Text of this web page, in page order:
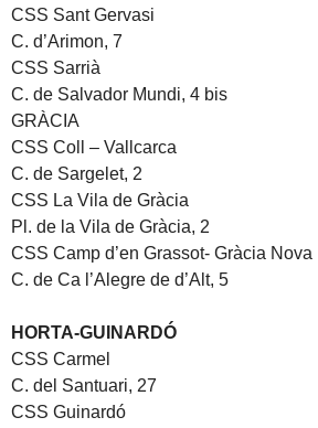
CSS Sant Gervasi
C. d’Arimon, 7
CSS Sarrià
C. de Salvador Mundi, 4 bis
GRÀCIA
CSS Coll – Vallcarca
C. de Sargelet, 2
CSS La Vila de Gràcia
Pl. de la Vila de Gràcia, 2
CSS Camp d’en Grassot- Gràcia Nova
C. de Ca l’Alegre de d’Alt, 5
HORTA-GUINARDÓ
CSS Carmel
C. del Santuari, 27
CSS Guinardó